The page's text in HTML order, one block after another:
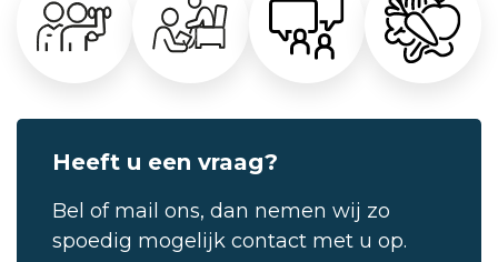
Heeft u een vraag?
Bel of mail ons, dan nemen wij zo
spoedig mogelijk contact met u op.